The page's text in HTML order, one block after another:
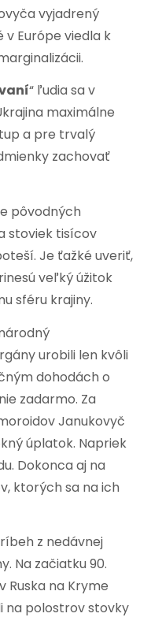
vyjadrený
v Európe viedla k
“ ľudia sa v
maximálne
a pre trvalý
zachovať
pôvodných
stoviek tisícov
Je ťažké uveriť,
veľký úžitok
sféru krajiny.
urobili len kvôli
dohodách o
zadarmo. Za
Janukovyč
úplatok. Napriek
Dokonca aj na
ktorých sa na ich
z nedávnej
Na začiatku 90.
Ruska na Kryme
na polostrov stovky